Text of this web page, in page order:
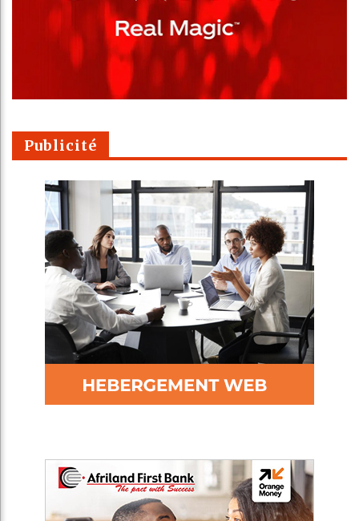
Publicité